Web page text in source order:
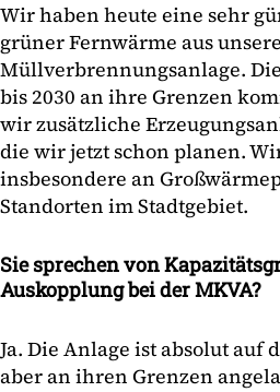
Wir haben heute eine sehr
grüner Fernwärme aus
Müllverbrennungsanlage.
bis 2030 an ihre Grenzen
wir zusätzliche
die wir jetzt schon planen.
insbesondere an
Standorten im Stadtgebiet.
Sie sprechen von
Auskopplung bei der MKVA?
Ja. Die Anlage ist absolut auf
aber an ihren Grenzen